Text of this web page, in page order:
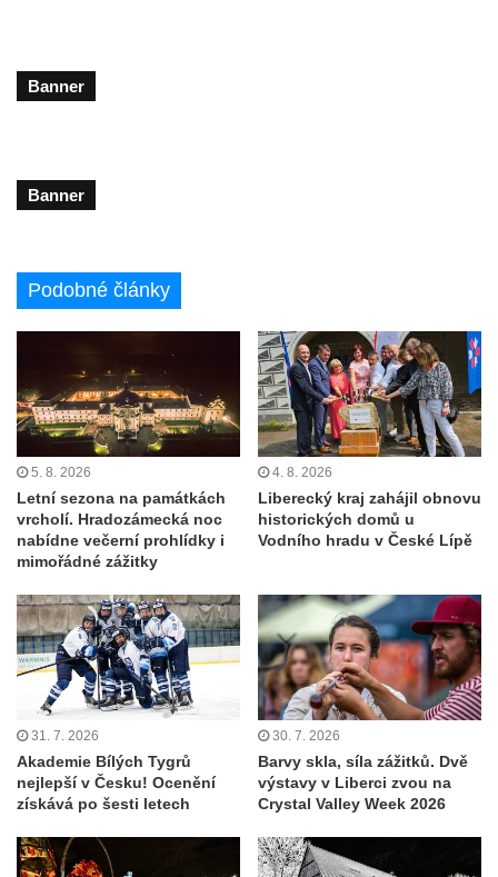
Banner
Banner
Podobné články
5. 8. 2026
Letní sezona na památkách
vrcholí. Hradozámecká noc
nabídne večerní prohlídky i
mimořádné zážitky
4. 8. 2026
Liberecký kraj zahájil obnovu
historických domů u
Vodního hradu v České Lípě
31. 7. 2026
Akademie Bílých Tygrů
nejlepší v Česku! Ocenění
získává po šesti letech
30. 7. 2026
Barvy skla, síla zážitků. Dvě
výstavy v Liberci zvou na
Crystal Valley Week 2026